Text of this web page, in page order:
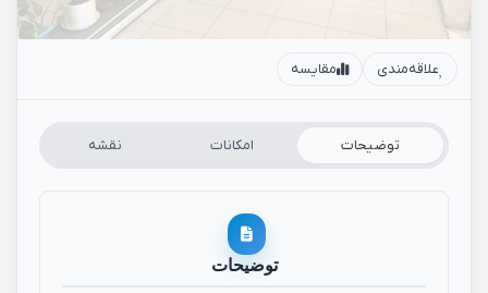
علاقه‌مندی مقایسه
توضیحات امکانات نقشه
توضیحات